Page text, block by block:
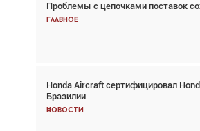
Проблемы с цепочками поставок
Главное
Honda Aircraft сертифицировал
Бразилии
Новости
Взгляд с высоты: тандем
спасательных операциях
Авиационный фотограф Дэйв Кох:
говорит сама за себя... а ИИ всё
Новости